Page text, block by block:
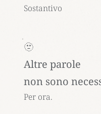
Sostantivo
🫥
Altre parole
non sono
Per ora.